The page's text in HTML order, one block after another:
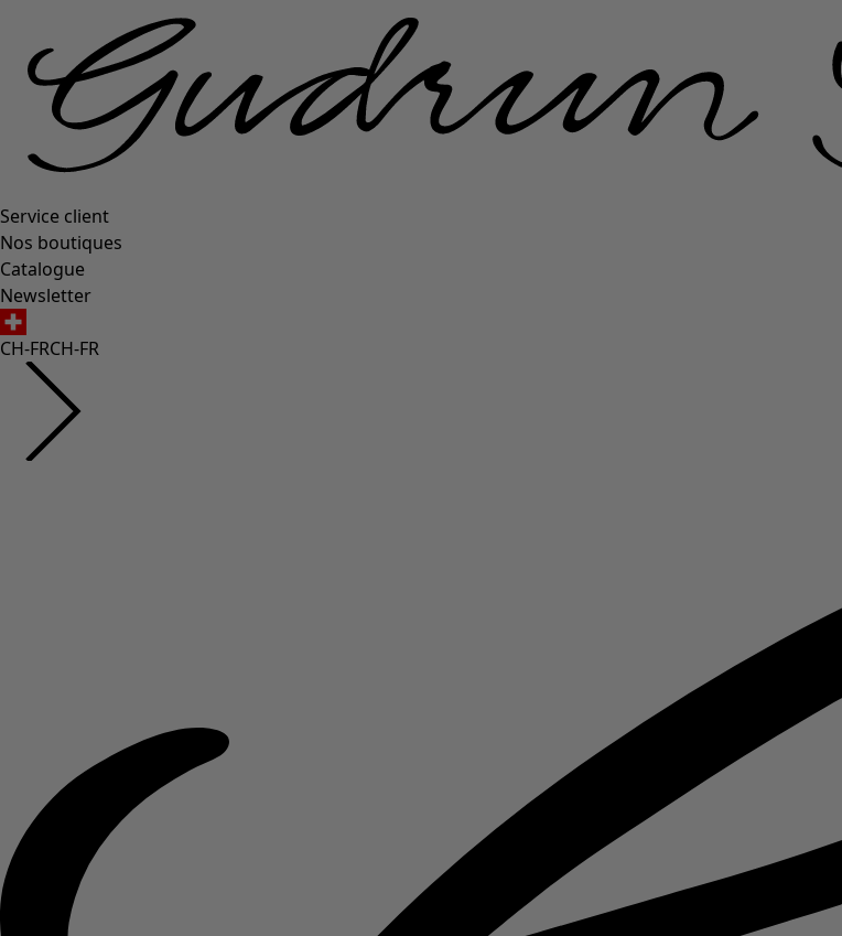
Service client
Nos boutiques
Catalogue
Newsletter
CH-FRCH-FR